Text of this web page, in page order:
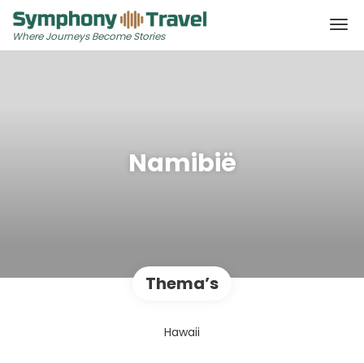
Where Journeys Become Stories
Namibië
Thema’s
Hawaii